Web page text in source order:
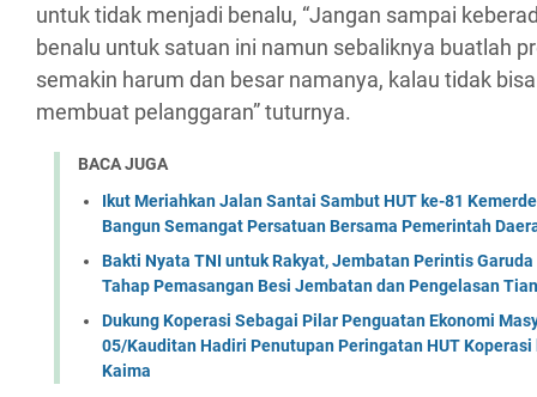
untuk tidak menjadi benalu, “Jangan sampai
benalu untuk satuan ini namun sebaliknya buatlah
semakin harum dan besar namanya, kalau tidak
membuat pelanggaran” tuturnya.
BACA JUGA
Ikut Meriahkan Jalan Santai Sambut HUT ke-81
Bangun Semangat Persatuan Bersama Pemerintah
Bakti Nyata TNI untuk Rakyat, Jembatan Perintis
Tahap Pemasangan Besi Jembatan dan Pengelasan
Dukung Koperasi Sebagai Pilar Penguatan Ekonomi
05/Kauditan Hadiri Penutupan Peringatan HUT Koperasi
Kaima